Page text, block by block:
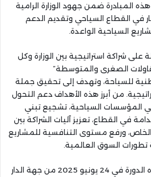
المبادرة ضمن جهود الوزارة الرامية
في القطاع السياحي وتقديم الدعم
السياحية الواعدة.
شراكة استراتيجية بين الوزارة وكل
الصغرى والمتوسطة”
للسياحة، وتهدف إلى تحقيق جملة
من أبرز هذه الأهداف دعم التحول
في المؤسسات السياحية، تشجيع تبني
في القطاع، تعزيز آليات الشراكة بين
ورفع مستوى التنافسية للمشاريع
تطورات السوق العالمية.
بدأت فعاليات هذه الدورة في 24 يونيو 2025 من جهة الدار